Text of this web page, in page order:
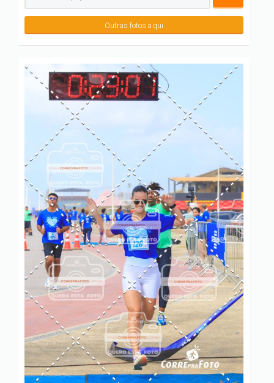
Outras fotos aqui